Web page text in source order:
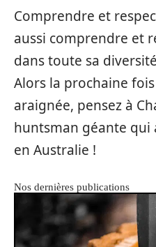
Comprendre et
aussi comprendre et
dans toute sa
Alors la prochaine
araignée, pensez à
huntsman géante
en Australie !
Nos dernières publications